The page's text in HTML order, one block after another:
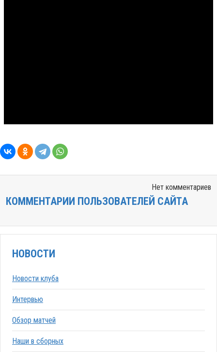
Нет комментариев
КОММЕНТАРИИ ПОЛЬЗОВАТЕЛЕЙ САЙТА
НОВОСТИ
Новости клуба
Интервью
Обзор матчей
Наши в сборных